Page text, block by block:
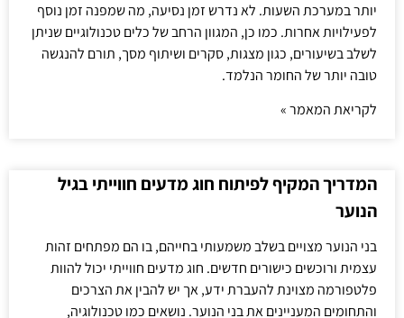
יותר במערכת השעות. לא נדרש זמן נסיעה, מה שמפנה זמן נוסף
לפעילויות אחרות. כמו כן, המגוון הרחב של כלים טכנולוגיים שניתן
לשלב בשיעורים, כגון מצגות, סקרים ושיתוף מסך, תורם להנגשה
טובה יותר של החומר הנלמד.
לקריאת המאמר »
המדריך המקיף לפיתוח חוג מדעים חווייתי בגיל
הנוער
בני הנוער מצויים בשלב משמעותי בחייהם, בו הם מפתחים זהות
עצמית ורוכשים כישורים חדשים. חוג מדעים חווייתי יכול להוות
פלטפורמה מצוינת להעברת ידע, אך יש להבין את הצרכים
והתחומים המעניינים את בני הנוער. נושאים כמו טכנולוגיה,